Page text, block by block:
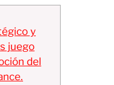
y
juego
del